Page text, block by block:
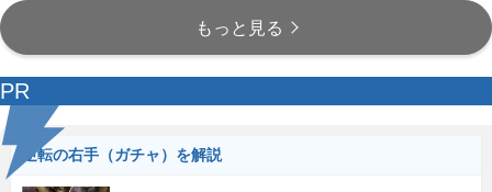
もっと見る
PR
逆転の右手（ガチャ）を解説